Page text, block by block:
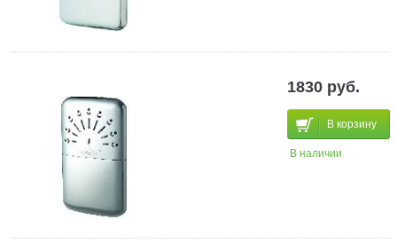
1830 руб.
В корзину
В наличии